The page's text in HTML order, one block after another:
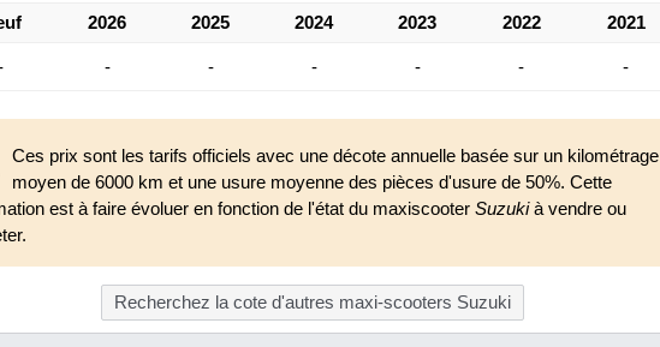
2026 2025 2024 2023 2022 2021
- - - - - -
Ces prix sont les tarifs officiels avec une décote annuelle basée sur un kilométrage
moyen de 6000 km et une usure moyenne des pièces d'usure de 50%. Cette
est à faire évoluer en fonction de l'état du maxiscooter Suzukià vendre ou
Recherchez la cote d'autres maxi-scooters Suzuki